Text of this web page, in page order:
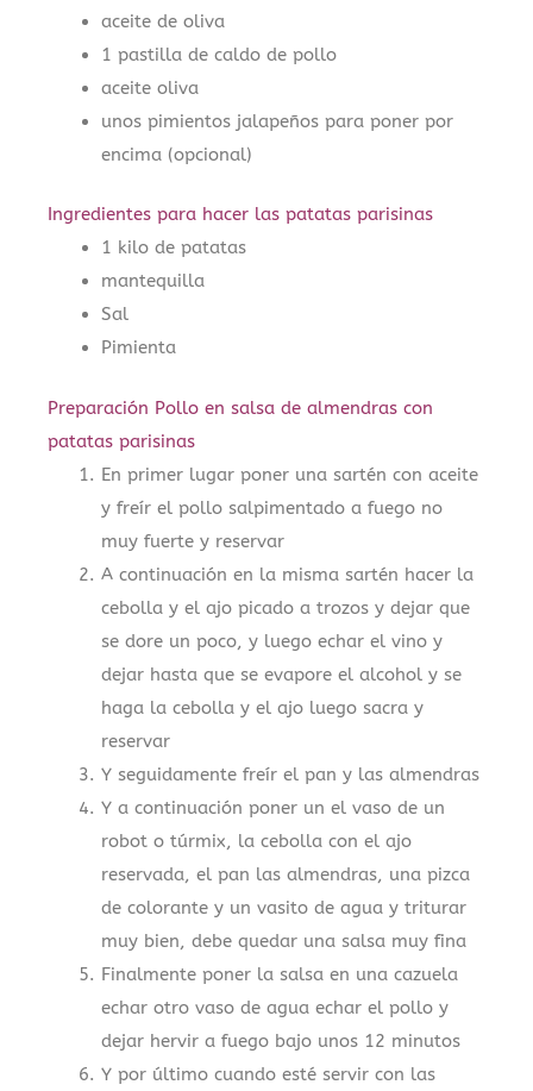
aceite de oliva
1 pastilla de caldo de pollo
aceite oliva
unos pimientos jalapeños para poner por
encima (opcional)
Ingredientes para hacer las patatas parisinas
1 kilo de patatas
mantequilla
Sal
Pimienta
Preparación Pollo en salsa de almendras con
patatas parisinas
En primer lugar poner una sartén con aceite
y freír el pollo salpimentado a fuego no
muy fuerte y reservar
A continuación en la misma sartén hacer la
cebolla y el ajo picado a trozos y dejar que
se dore un poco, y luego echar el vino y
dejar hasta que se evapore el alcohol y se
haga la cebolla y el ajo luego sacra y
reservar
Y seguidamente freír el pan y las almendras
Y a continuación poner un el vaso de un
robot o túrmix, la cebolla con el ajo
reservada, el pan las almendras, una pizca
de colorante y un vasito de agua y triturar
muy bien, debe quedar una salsa muy fina
Finalmente poner la salsa en una cazuela
echar otro vaso de agua echar el pollo y
dejar hervir a fuego bajo unos 12 minutos
Y por último cuando esté servir con las